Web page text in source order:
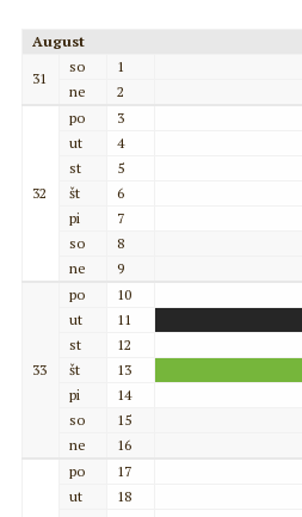
August
31
so
1
ne
2
32
po
3
ut
4
st
5
št
6
pi
7
so
8
ne
9
33
po
10
ut
11
st
12
št
13
pi
14
so
15
ne
16
po
17
ut
18